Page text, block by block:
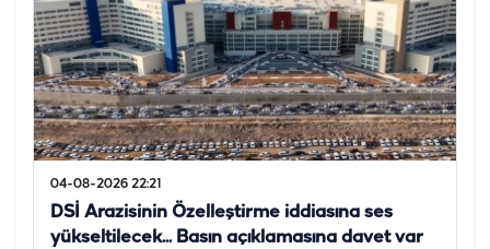
04-08-2026 22:21
DSİ Arazisinin Özelleştirme iddiasına ses
yükseltilecek... Basın açıklamasına davet var